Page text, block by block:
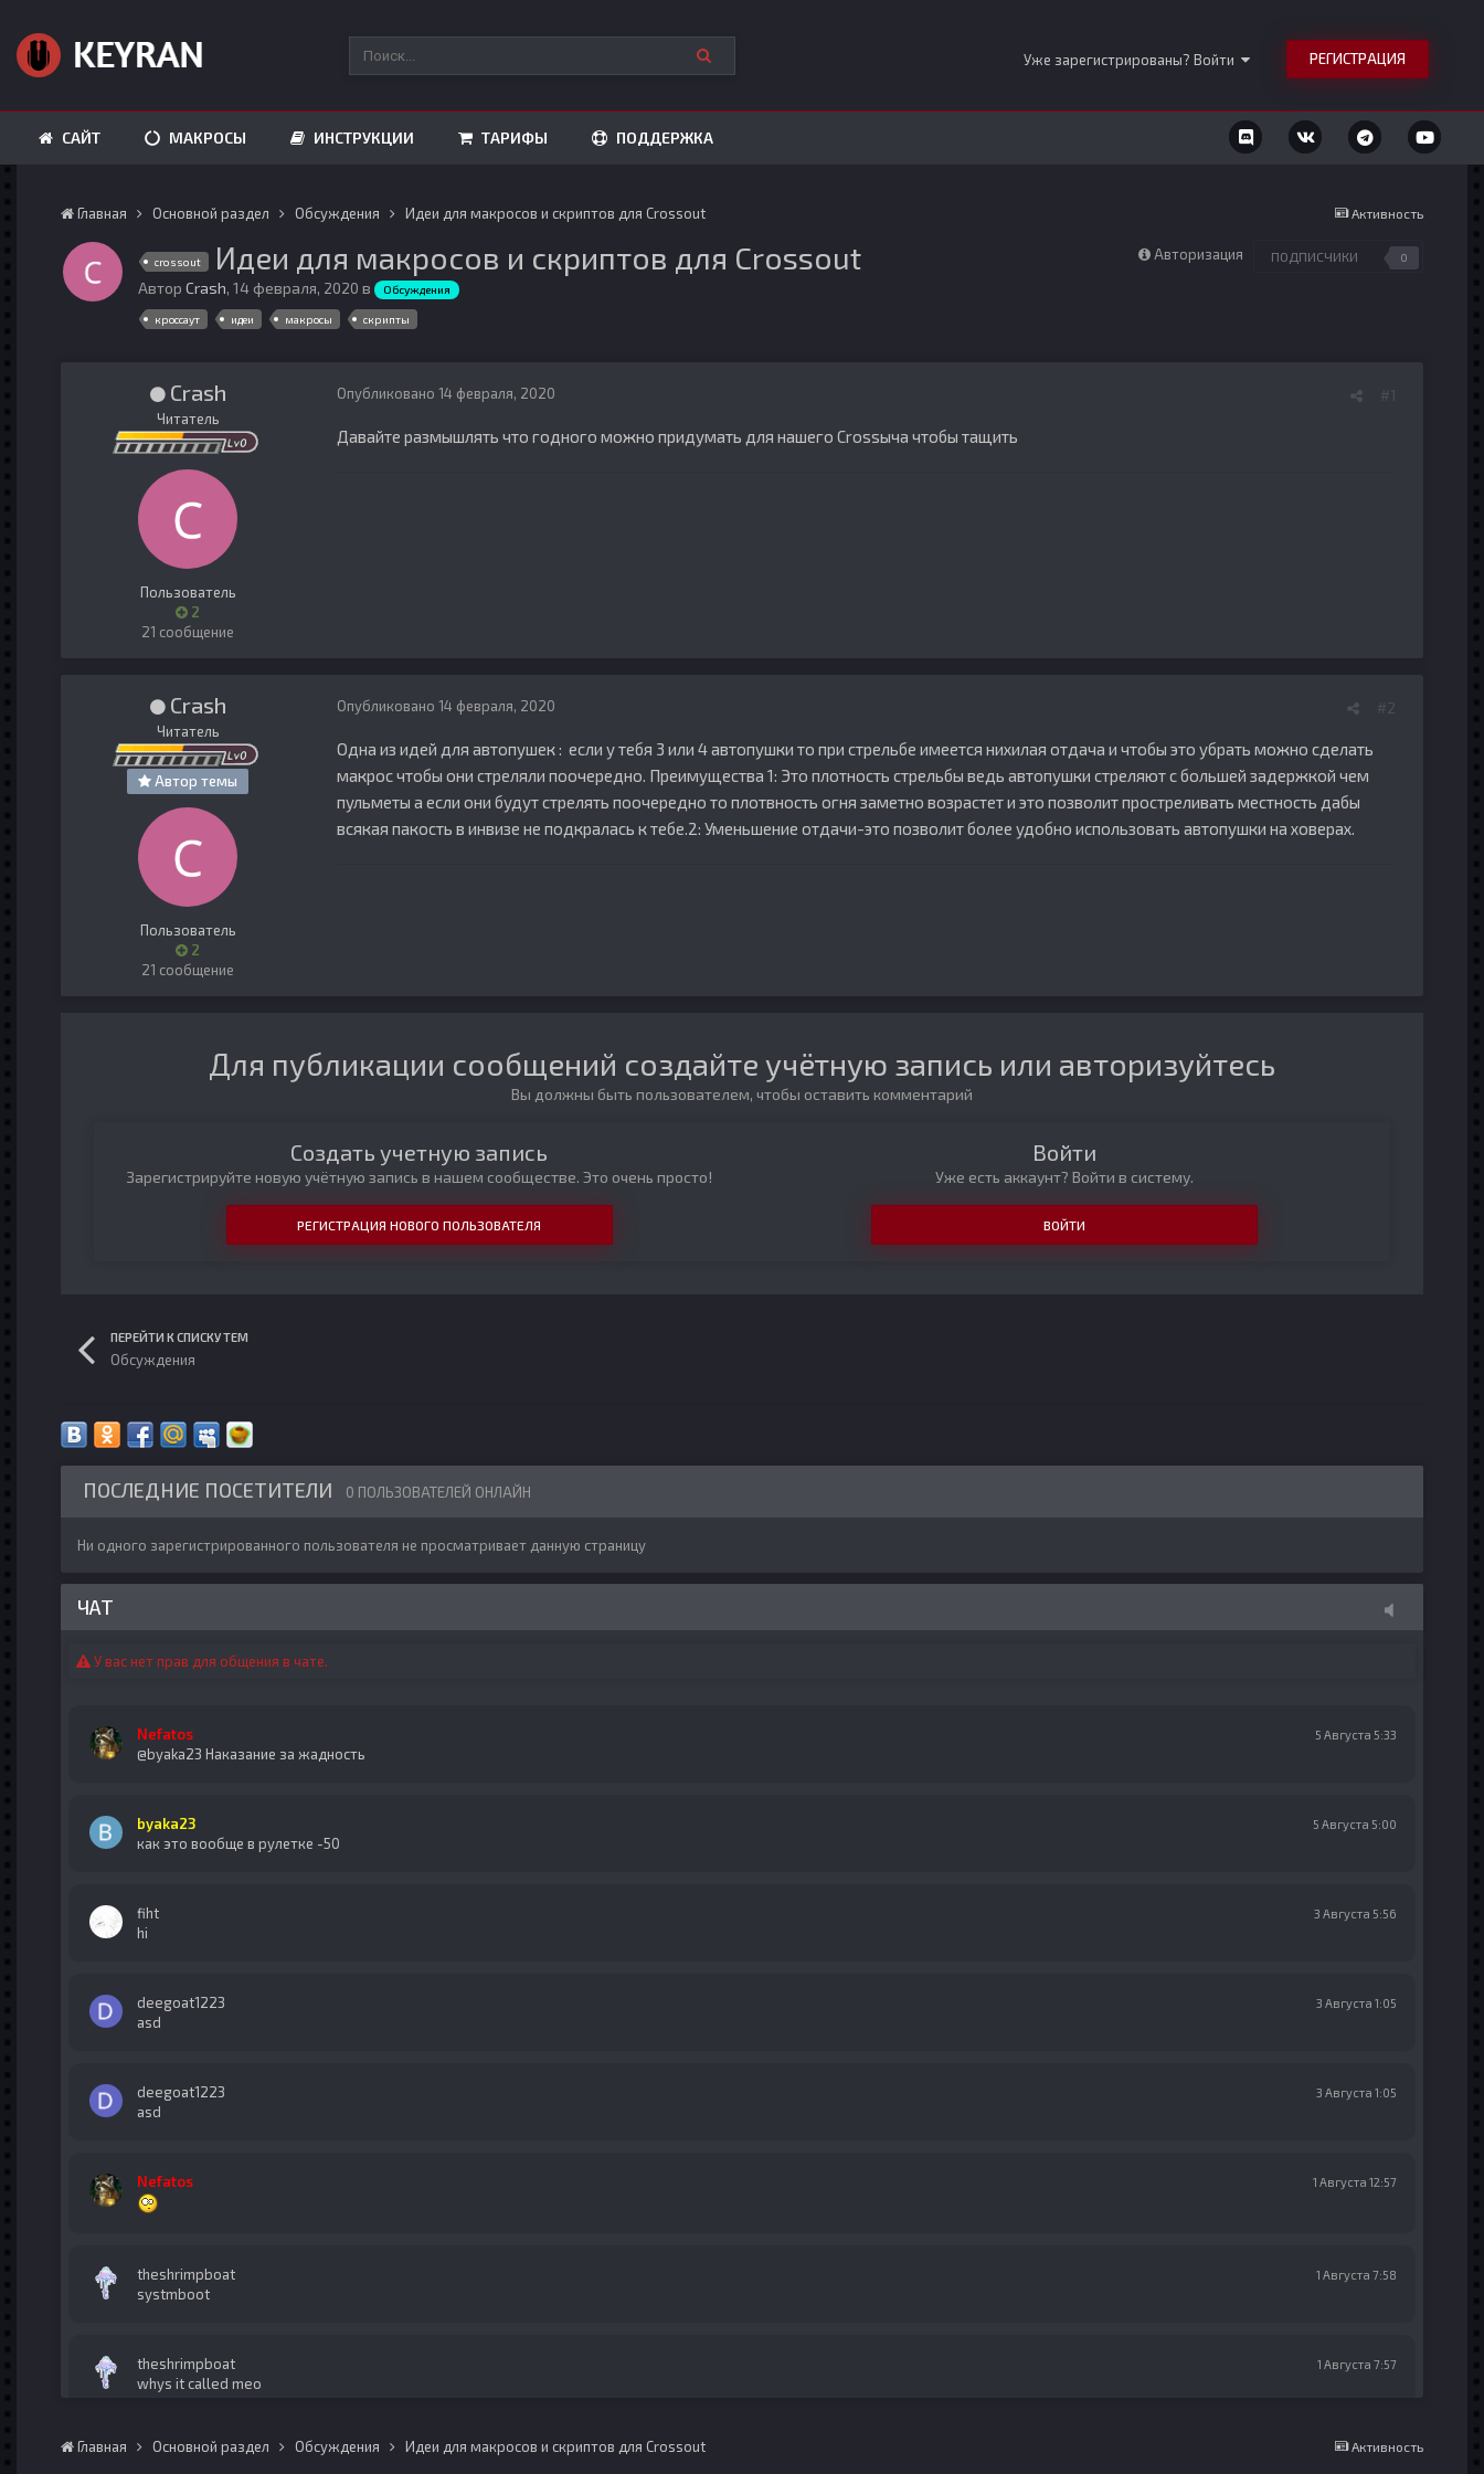
Уже зарегистрированы? Войти РЕГИСТРАЦИЯ
САЙТ МАКРОСЫ ИНСТРУКЦИИ ТАРИФЫ ПОДДЕРЖКА
Активность
Главная Основной раздел Обсуждения Идеи для макросов и скриптов для Crossout
Авторизация ПОДПИСЧИКИ 0
crossout Идеи для макросов и скриптов для Crossout
Автор Crash, 14 февраля, 2020 в Обсуждения
кроссаут идеи макросы скрипты
Crash
Читатель
Пользователь
2
21 сообщение
#1
Опубликовано 14 февраля, 2020
Давайте размышлять что годного можно придумать для нашего Crossыча чтобы тащить
Crash
Читатель
Автор темы
Пользователь
2
21 сообщение
#2
Опубликовано 14 февраля, 2020
Одна из идей для автопушек : если у тебя 3 или 4 автопушки то при стрельбе имеется нихилая отдача и чтобы это убрать можно сделать
макрос чтобы они стреляли поочередно. Преимущества 1: Это плотность стрельбы ведь автопушки стреляют с большей задержкой чем
пульметы а если они будут стрелять поочередно то плотвность огня заметно возрастет и это позволит простреливать местность дабы
всякая пакость в инвизе не подкралась к тебе.2: Уменьшение отдачи-это позволит более удобно использовать автопушки на ховерах.
Для публикации сообщений создайте учётную запись или авторизуйтесь
Вы должны быть пользователем, чтобы оставить комментарий
Создать учетную запись
Зарегистрируйте новую учётную запись в нашем сообществе. Это очень просто!
РЕГИСТРАЦИЯ НОВОГО ПОЛЬЗОВАТЕЛЯ
Войти
Уже есть аккаунт? Войти в систему.
ВОЙТИ
ПЕРЕЙТИ К СПИСКУ ТЕМ
Обсуждения
ПОСЛЕДНИЕ ПОСЕТИТЕЛИ 0 ПОЛЬЗОВАТЕЛЕЙ ОНЛАЙН
Ни одного зарегистрированного пользователя не просматривает данную страницу
ЧАТ
У вас нет прав для общения в чате.
Nefatos 5 Августа 5:33
@byaka23 Наказание за жадность
byaka23 5 Августа 5:00
как это вообще в рулетке -50
fiht 3 Августа 5:56
hi
deegoat1223 3 Августа 1:05
asd
deegoat1223 3 Августа 1:05
asd
Nefatos 1 Августа 12:57
theshrimpboat 1 Августа 7:58
systmboot
theshrimpboat 1 Августа 7:57
whys it called meo
theshrimpboat 1 Августа 7:57
Активность
Главная Основной раздел Обсуждения Идеи для макросов и скриптов для Crossout